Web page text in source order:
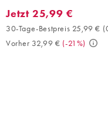
Jetzt 25,99 €. 30-Tage-
Jetzt 25,99 €
30-Tage-Bestpreis 25,99 € (
Vorher 32,99 € (-21%)